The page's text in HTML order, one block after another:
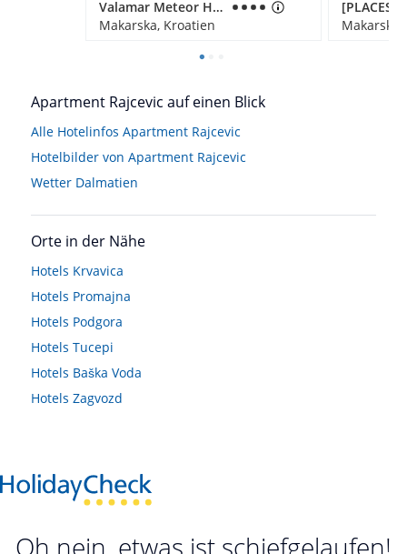
Valamar Meteor Hotel
Makarska, Kroatien
Apartment Rajcevic auf einen Blick
Alle Hotelinfos Apartment Rajcevic
Hotelbilder von Apartment Rajcevic
Wetter Dalmatien
Orte in der Nähe
Hotels Krvavica
Hotels Promajna
Hotels Podgora
Hotels Tucepi
Hotels Baška Voda
Hotels Zagvozd